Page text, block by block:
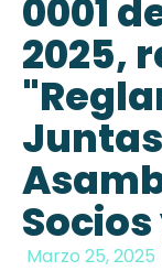
0001
2025,
Marzo 25, 2025